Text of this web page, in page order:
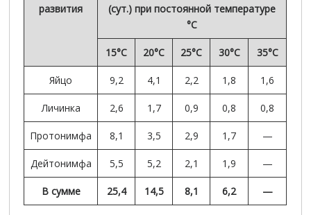
развития
(сут.) при постоянной температуре
°С
15°С 20°С 25°С 30°С 35°С
Яйцо 9,2 4,1 2,2 1,8 1,6
Личинка 2,6 1,7 0,9 0,8 0,8
Протонимфа 8,1 3,5 2,9 1,7 —
Дейтонимфа 5,5 5,2 2,1 1,9 —
В сумме 25,4 14,5 8,1 6,2 —